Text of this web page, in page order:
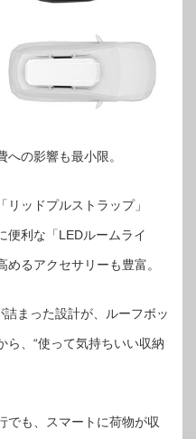
の影響も最小限。
ッドプルストラップ」
便利な「LEDルームライ
めるアクセサリーも豊富。
詰まった設計が、ルーフボッ
ら、“使って気持ちいい収納
でも、スマートに荷物が収